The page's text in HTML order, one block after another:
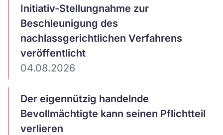
Initiativ-Stellungnahme zur
Beschleunigung des
nachlassgerichtlichen Verfahrens
veröffentlicht
04.08.2026
Artikel
ansehen
Der eigennützig handelnde
Bevollmächtigte kann seinen Pflichtteil
verlieren
Artikel
ansehen